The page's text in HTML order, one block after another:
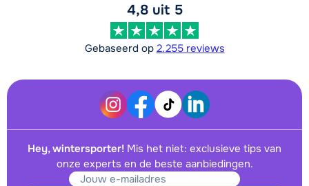
4,8 uit 5
Gebaseerd op 2.255 reviews
Hey, wintersporter! Mis het niet: exclusieve tips van
onze experts en de beste aanbiedingen.